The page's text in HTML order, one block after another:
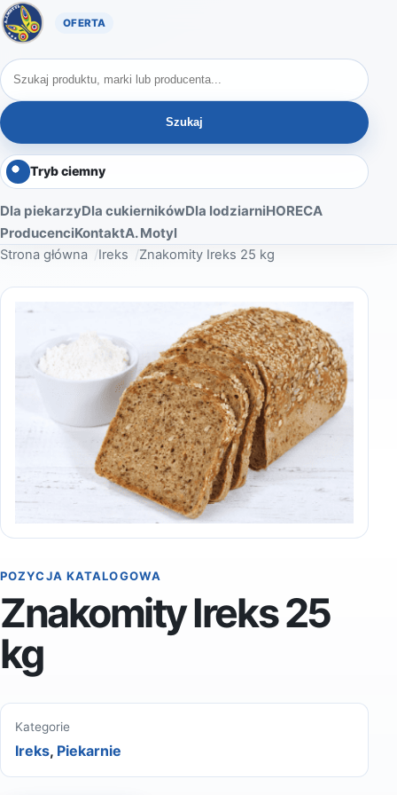
Oferta A. Motyl
Szukaj produktów
Szukaj
Tryb ciemny
Dla piekarzyDla cukiernikówDla lodziarniHORECA
ProducenciKontaktA. Motyl
Strona główna Ireks Znakomity Ireks 25 kg
POZYCJA KATALOGOWA
Znakomity Ireks 25
kg
Kategorie
Ireks, Piekarnie